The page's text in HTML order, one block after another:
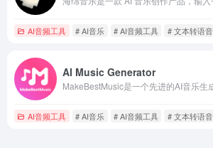
AI音频工具 # AI音乐 # AI音频工具 # 文本转语音
AI Music Generator
AI音频工具 # AI音乐 # AI音频工具 # 文本转语音